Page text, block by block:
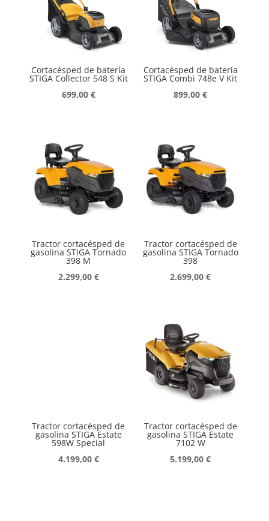
Cortacésped de batería
STIGA Collector 548 S Kit
699,00 €
Cortacésped de batería
STIGA Combi 748e V Kit
899,00€
Tractor cortacésped de
gasolina STIGA Tornado
398 M
2.299,00 €
Tractor cortacésped de
gasolina STIGA Tornado
398
2.699,00€
Tractor cortacésped de
gasolina STIGA Estate
598W Special
4.199,00 €
Tractor cortacésped de
gasolina STIGA Estate
7102 W
5.199,00€